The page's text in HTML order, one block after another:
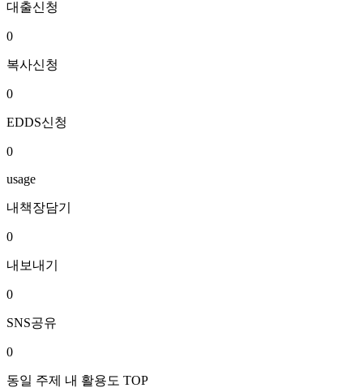
대출신청
0
복사신청
0
EDDS신청
0
usage
내책장담기
0
내보내기
0
SNS공유
0
동일 주제 내 활용도 TOP